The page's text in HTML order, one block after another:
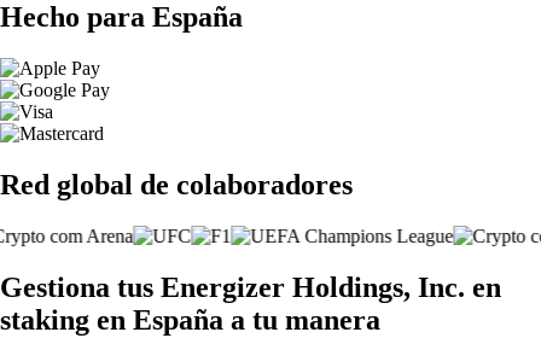
Hecho para España
Red global de colaboradores
Gestiona tus Energizer Holdings, Inc. en
staking en España a tu manera